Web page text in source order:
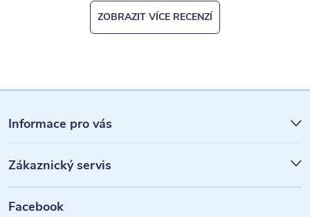
ZOBRAZIT VÍCE RECENZÍ
á
p
a
Informace pro vás
Zákaznický servis
Facebook